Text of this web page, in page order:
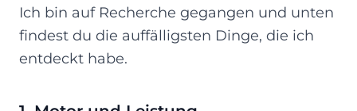
Ich bin auf Recherche gegangen und unten
findest du die auffälligsten Dinge, die ich
entdeckt habe.